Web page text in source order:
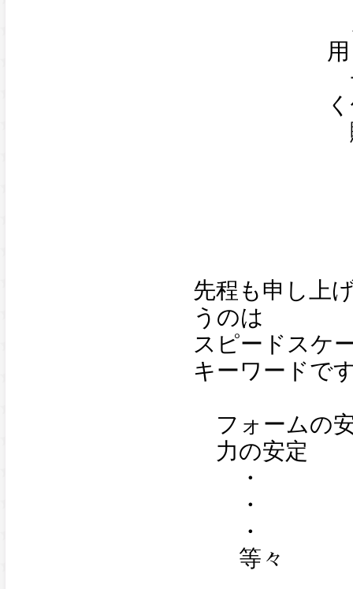
先程も申し上
うのは
スピードスケ
キーワードで
フォームの
力の安定
・
・
・
等々